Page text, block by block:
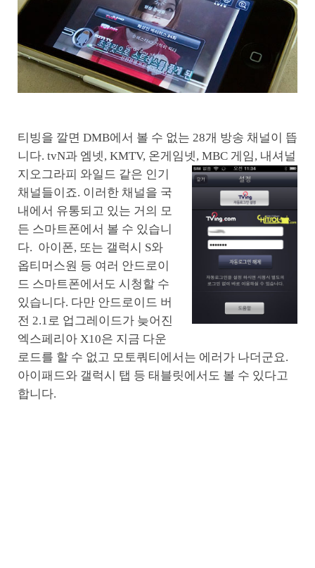
티빙을 깔면 DMB에서 볼 수 없는 28개 방송 채널이 뜹
니다. tvN과 엠넷, KMTV, 온게임넷, MBC 게 임, 내셔널
지오그라피 와일드 같은 인기
채널들이죠. 이러한 채널을 국
내에서 유통되고 있는 거의 모
든 스마트폰에서 볼 수 있습니
다. 아이폰, 또는 갤럭시 S와
옵티머스원 등 여러 안드로이
드 스마트폰에서도 시청할 수
있습니다. 다만 안드로이드 버
전 2.1로 업그레이드가 늦어진
엑스페리아 X10은 지금 다운
로드를 할 수 없고 모토쿼티에서는 에러가 나더군요.
아이패드와 갤럭시 탭 등 태블릿에서도 볼 수 있다고
합니다.